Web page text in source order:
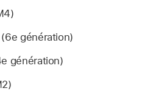
génération)
génération)